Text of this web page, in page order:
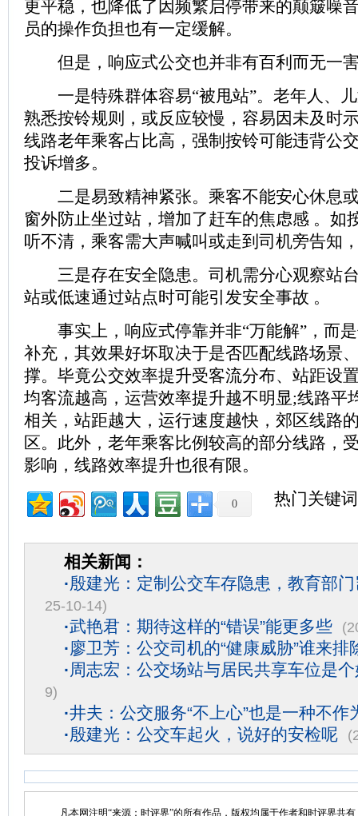
更平稳，也降低了因频繁启停带来的颠簸噪
员的操作负担也有一定缓解。
但是，响应式公交也并非有百利而无一
一是特殊群体容易“被甩站”。老年人、儿
熟悉按铃规则，或反应较慢，容易因未及时
线路老年乘客占比高，强制按铃可能违背公
投诉增多。‌‌‌
二是易致精神紧张‌。乘客不能安心休息
窗外防止坐过站，增加了赶车的焦虑感 。如
听不清，乘客需大声喊叫或走到司机旁告知
三是存在安全隐患。司机需分心观察站
站或低速通过站点时可能引发安全事故 。
事实上，响应式停靠并非“万能解”，而是
补充，其效果好坏取决于是否匹配线路场景
撑。毕竟公交效率提升受客流分布、站距设
均客流越高，运营效率提升越不明显;线路平
相关，站距越大，运行速度越快，郊区线路
区。此外，老年乘客比例较高的部分线路，
影响，线路效率提升也很有限。
0 热门关键
相关新闻：
·殷建光：定制公交车存隐患，教育部
25-10-14)
·武艳君：期待这样的“错误”能更多些
·廖卫芳：公交司机的“健康威胁”谁来排
·周志宏：公交场站与居民共享车位是
9)
·井夫：公交服务“不上心”也是一种不作
·殷建光：公交车起火，说好的安检呢
凡本网注明“来源：时评界”的所有作品，版权均属于作者和时评界共有